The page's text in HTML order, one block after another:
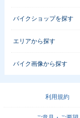
バイクショップを探す
エリアから探す
バイク画像から探す
利用規約